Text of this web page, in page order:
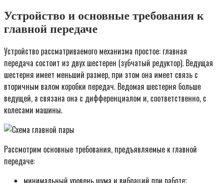
Устройство и основные требования к
главной передаче
Устройство рассматриваемого механизма простое: главная
передача состоит из двух шестерен (зубчатый редуктор). Ведущая
шестерня имеет меньший размер, при этом она имеет связь с
вторичным валом коробки передач. Ведомая шестерня больше
ведущей, а связана она с дифференциалом и, соответственно, с
колесами машины.
Рассмотрим основные требования, предъявляемые к главной
передаче: